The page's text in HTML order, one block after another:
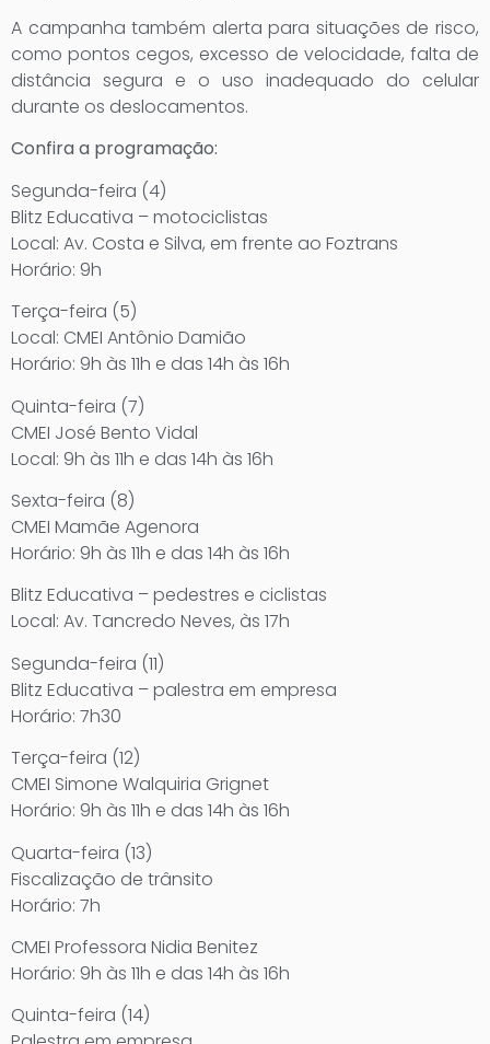
A campanha também alerta para situações de risco,
como pontos cegos, excesso de velocidade, falta de
distância segura e o uso inadequado do celular
durante os deslocamentos.
Confira a programação:
Segunda-feira (4)
Blitz Educativa – motociclistas
Local: Av. Costa e Silva, em frente ao Foztrans
Horário: 9h
Terça-feira (5)
Local: CMEI Antônio Damião
Horário: 9h às 11h e das 14h às 16h
Quinta-feira (7)
CMEI José Bento Vidal
Local: 9h às 11h e das 14h às 16h
Sexta-feira (8)
CMEI Mamãe Agenora
Horário: 9h às 11h e das 14h às 16h
Blitz Educativa – pedestres e ciclistas
Local: Av. Tancredo Neves, às 17h
Segunda-feira (11)
Blitz Educativa – palestra em empresa
Horário: 7h30
Terça-feira (12)
CMEI Simone Walquiria Grignet
Horário: 9h às 11h e das 14h às 16h
Quarta-feira (13)
Fiscalização de trânsito
Horário: 7h
CMEI Professora Nidia Benitez
Horário: 9h às 11h e das 14h às 16h
Quinta-feira (14)